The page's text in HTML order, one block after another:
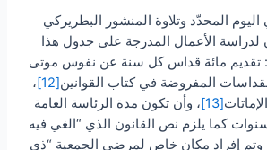
المحدّد وتلاوة المنشور البطريركي
لدراسة الأعمال المدرجة على جدول هذا
تقديم مائة قداس كل سنة عن نفوس موتى
المفروضة في كتاب القوانين[12]
،
[13]
، وأن تكون مدة الرئاسة العامة
كما يلزم نص القانون الذي “الغي فيه
وتم إفراد مكان خاص لمرضى الجمعية “ذي